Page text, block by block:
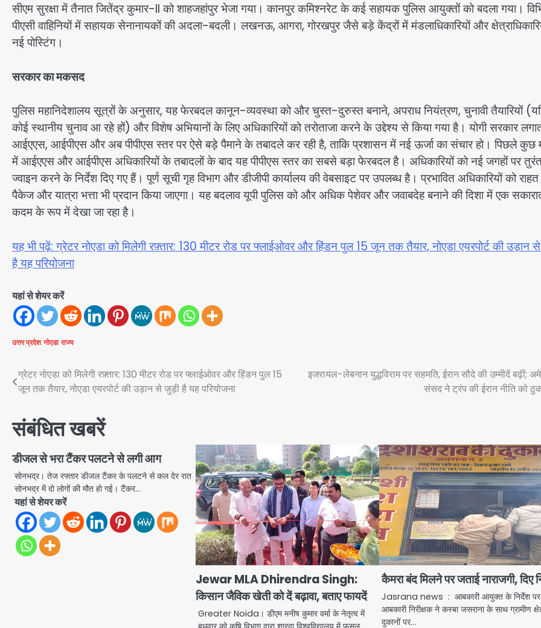
सीएम सुरक्षा में तैनात जितेंद्र कुमार-II को शाहजहांपुर भेजा गया। कानपुर कमिश्नरेट के कई सहायक पुलिस आयुक्तों को बदला गया।
पीएसी वाहिनियों में सहायक सेनानायकों की अदला-बदली। लखनऊ, आगरा, गोरखपुर जैसे बड़े केंद्रों में मंडलाधिकारियों और
नई पोस्टिंग।
सरकार का मकसद
पुलिस महानिदेशालय सूत्रों के अनुसार, यह फेरबदल कानून-व्यवस्था को और चुस्त-दुरुस्त बनाने, अपराध नियंत्रण, चुनावी तैयारियों
कोई स्थानीय चुनाव आ रहे हों) और विशेष अभियानों के लिए अधिकारियों को तरोताजा करने के उद्देश्य से किया गया है। योगी सरकार
आईएएस, आईपीएस और अब पीपीएस स्तर पर ऐसे बड़े पैमाने के तबादले कर रही है, ताकि प्रशासन में नई ऊर्जा का संचार हो। पिछले कुछ
में आईएएस और आईपीएस अधिकारियों के तबादलों के बाद यह पीपीएस स्तर का सबसे बड़ा फेरबदल है। अधिकारियों को नई जगहों पर
ज्वाइन करने के निर्देश दिए गए हैं। पूर्ण सूची गृह विभाग और डीजीपी कार्यालय की वेबसाइट पर उपलब्ध है। प्रभावित अधिकारियों को राहत
पैकेज और यात्रा भत्ता भी प्रदान किया जाएगा। यह बदलाव यूपी पुलिस को और अधिक पेशेवर और जवाबदेह बनाने की दिशा में एक
कदम के रूप में देखा जा रहा है।
यह भी पढ़ें: ग्रेटर नोएडा को मिलेगी रफ़्तार: 130 मीटर रोड पर फ्लाईओवर और हिंडन पुल 15 जून तक तैयार, नोएडा एयरपोर्ट की उड़ान
है यह परियोजना
यहां से शेयर करें
उत्तर प्रदेश नोएडा राज्य
Post
navigation
ग्रेटर नोएडा को मिलेगी रफ़्तार: 130 मीटर रोड पर फ्लाईओवर और हिंडन पुल 15
जून तक तैयार, नोएडा एयरपोर्ट की उड़ान से जुड़ी है यह परियोजना
इजरायल-लेबनान युद्धविराम पर सहमति, ईरान सौदे की उम्मीदें बढ़ीं;
संसद ने ट्रंप की ईरान नीति को
संबंधित खबरें
डीजल से भरा टैंकर पलटने से लगी आग
सोनभद्र। तेज रफ्तार डीजल टैंकर के पलटने से कल देर रात
सोनभद्र में दो लोगों की मौत हो गई। टैंकर…
यहां से शेयर करें
Jewar MLA Dhirendra Singh:
किसान जैविक खेती को दें बढ़ावा, बताए फायदें
Greater Noida। डीएम मनीष कुमार वर्मा के नेतृत्व में
कैमरा बंद मिलने पर जताई नाराजगी, दिए
Jasrana news : आबकारी आयुक्त के निर्देश पर
आबकारी निरीक्षक ने कस्बा जसराना के साथ ग्रामीण
दुकानों पर…